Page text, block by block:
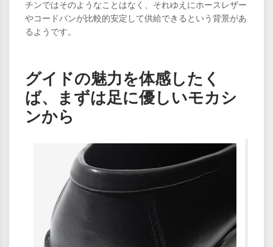
チンではそのようなことはなく、それゆえにホースレザー
やコードバンが比較的安定して供給できるという背景があ
るようです。
グイドの魅力を体感したく
ば、まずは足に優しいモカシ
ンから